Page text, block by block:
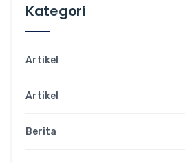
Kategori
Artikel
Artikel
Berita